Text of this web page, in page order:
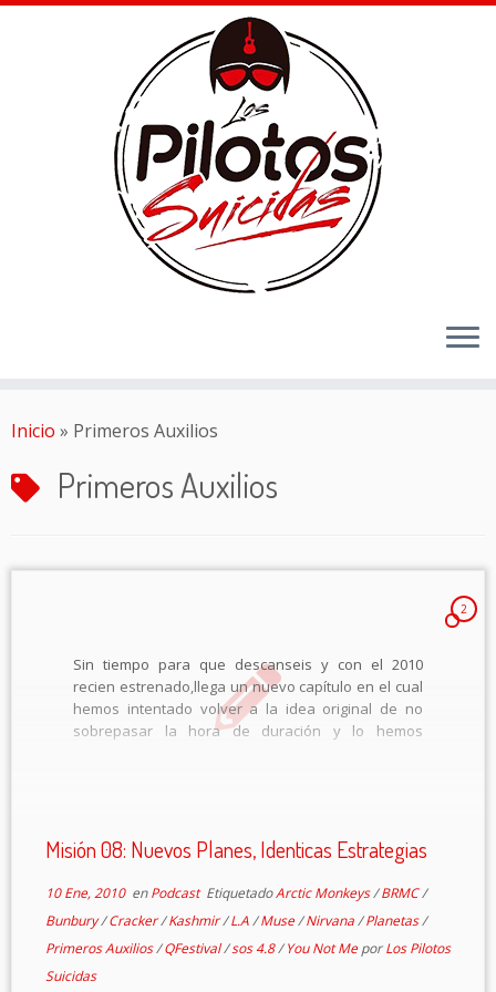
Inicio » Primeros Auxilios
Primeros Auxilios
2
Sin tiempo para que descanseis y con el 2010
recien estrenado,llega un nuevo capítulo en el cual
hemos intentado volver a la idea original de no
sobrepasar la hora de duración y lo hemos
Misión 08: Nuevos Planes, Identicas Estrategias
10 Ene, 2010enPodcast EtiquetadoArctic Monkeys/BRMC/
Bunbury/Cracker/Kashmir/L.A/Muse/Nirvana/Planetas/
Primeros Auxilios/QFestival/sos 4.8/You Not MeporLos Pilotos
Suicidas